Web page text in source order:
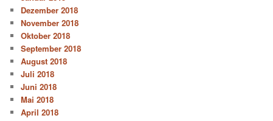
Dezember 2018
November 2018
Oktober 2018
September 2018
August 2018
Juli 2018
Juni 2018
Mai 2018
April 2018